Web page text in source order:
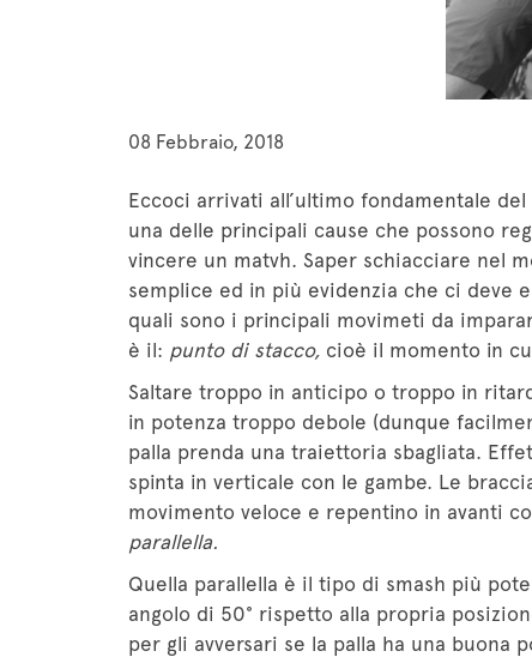
08 Febbraio, 2018
Eccoci arrivati all’ultimo fondamentale
una delle principali cause che possono
vincere un matvh. Saper schiacciare nel
semplice ed in più evidenzia che ci deve
quali sono i principali movimeti da
è il: punto di stacco, cioè il momento in
Saltare troppo in anticipo o troppo in
in potenza troppo debole (dunque
palla prenda una traiettoria sbagliata.
spinta in verticale con le gambe. Le
movimento veloce e repentino in avanti
parallella.
Quella parallella è il tipo di smash più
angolo di 50° rispetto alla propria
per gli avversari se la palla ha una buona